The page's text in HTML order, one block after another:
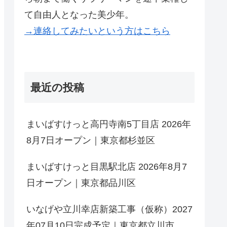
て自由人となった美少年。
→連絡してみたいという方はこちら
最近の投稿
まいばすけっと高円寺南5丁目店 2026年
8月7日オープン｜東京都杉並区
まいばすけっと目黒駅北店 2026年8月7
日オープン｜東京都品川区
いなげや立川幸店新築工事（仮称）2027